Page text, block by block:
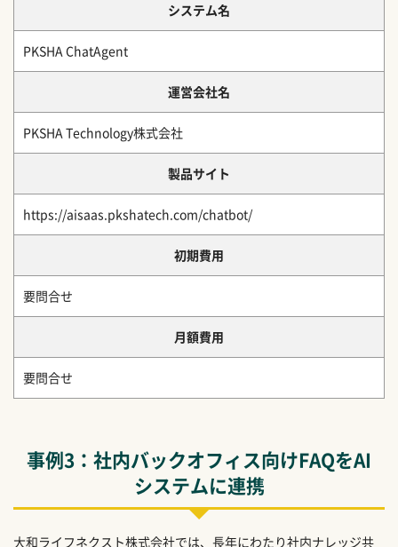
システム名
PKSHA ChatAgent
運営会社名
PKSHA Technology株式会社
製品サイト
https://aisaas.pkshatech.com/chatbot/
初期費用
要問合せ
月額費用
要問合せ
事例3：社内バックオフィス向けFAQをAI
システムに連携
大和ライフネクスト株式会社では、長年にわたり社内ナレッジ共